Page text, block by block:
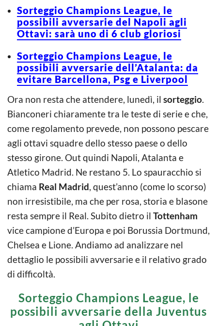
Sorteggio Champions League, le
possibili avversarie del Napoli agli
Ottavi: sarà uno di 6 club gloriosi
Sorteggio Champions League, le
possibili avversarie dell’Atalanta: da
evitare Barcellona, Psg e Liverpool
Ora non resta che attendere, lunedì, il sorteggio.
Bianconeri chiaramente tra le teste di serie e che,
come regolamento prevede, non possono pescare
agli ottavi squadre dello stesso paese o dello
stesso girone. Out quindi Napoli, Atalanta e
Atletico Madrid. Ne restano 5. Lo spauracchio si
chiama Real Madrid, quest’anno (come lo scorso)
non irresistibile, ma che per rosa, storia e blasone
resta sempre il Real. Subito dietro il Tottenham
vice campione d’Europa e poi Borussia Dortmund,
Chelsea e Lione. Andiamo ad analizzare nel
dettaglio le possibili avversarie e il relativo grado
di difficoltà.
Sorteggio Champions League, le
possibili avversarie della Juventus